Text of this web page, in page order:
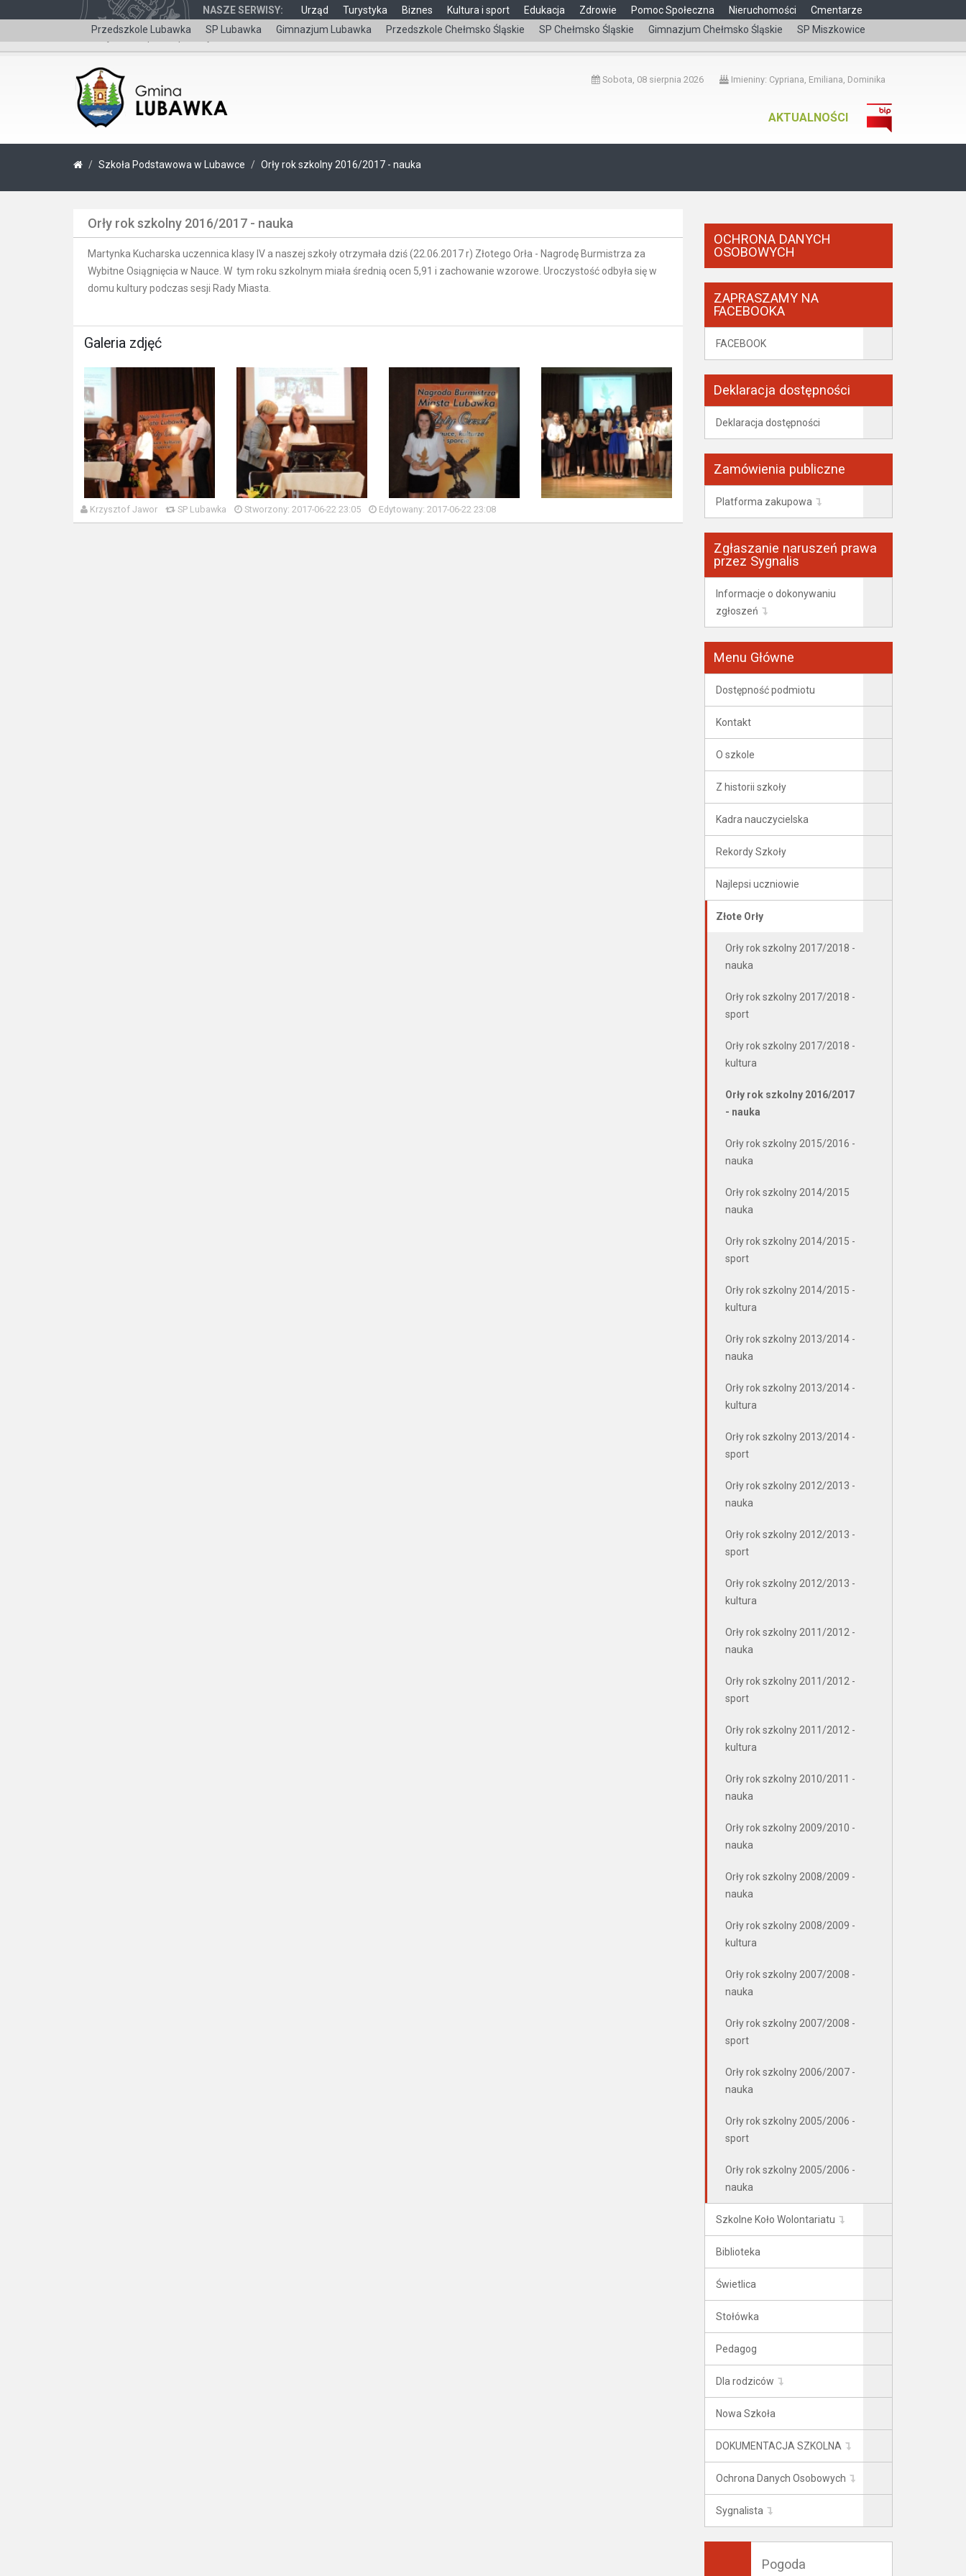
NASZE SERWISY: Urząd Turystyka Biznes Kultura i sport
Edukacja
Przedszkole Lubawka
SP Lubawka Gimnazjum Lubawka Przedszkole Chełmsko Śląskie SP Chełmsko Śląskie Gimnazjum Chełmsko Śląskie SP Miszkowice
Zdrowie Pomoc Społeczna Nieruchomości Cmentarze
Wersja dla niepełnosprawnych čeština
Sobota, 08 sierpnia 2026 Imieniny: Cypriana, Emiliana, Dominika
AKTUALNOŚCI
Szkoła Podstawowa w Lubawce Orły rok szkolny 2016/2017 - nauka
Orły rok szkolny 2016/2017 - nauka
Martynka Kucharska uczennica klasy IV a naszej szkoły otrzymała dziś (22.06.2017 r) Złotego Orła - Nagrodę Burmistrza za
Wybitne Osiągnięcia w Nauce. W tym roku szkolnym miała średnią ocen 5,91 i zachowanie wzorowe. Uroczystość odbyła się w
domu kultury podczas sesji Rady Miasta.
Galeria zdjęć
Krzysztof Jawor SP Lubawka Stworzony: 2017-06-22 23:05 Edytowany: 2017-06-22 23:08
OCHRONA DANYCH
OSOBOWYCH
ZAPRASZAMY NA
FACEBOOKA
FACEBOOK
Deklaracja dostępności
Deklaracja dostępności
Zamówienia publiczne
Platforma zakupowa
Zgłaszanie naruszeń prawa
przez Sygnalis
Informacje o dokonywaniu
zgłoszeń
Menu Główne
Dostępność podmiotu
Kontakt
O szkole
Z historii szkoły
Kadra nauczycielska
Rekordy Szkoły
Najlepsi uczniowie
Złote Orły
Orły rok szkolny 2017/2018 -
nauka
Orły rok szkolny 2017/2018 -
sport
Orły rok szkolny 2017/2018 -
kultura
Orły rok szkolny 2016/2017
- nauka
Orły rok szkolny 2015/2016 -
nauka
Orły rok szkolny 2014/2015
nauka
Orły rok szkolny 2014/2015 -
sport
Orły rok szkolny 2014/2015 -
kultura
Orły rok szkolny 2013/2014 -
nauka
Orły rok szkolny 2013/2014 -
kultura
Orły rok szkolny 2013/2014 -
sport
Orły rok szkolny 2012/2013 -
nauka
Orły rok szkolny 2012/2013 -
sport
Orły rok szkolny 2012/2013 -
kultura
Orły rok szkolny 2011/2012 -
nauka
Orły rok szkolny 2011/2012 -
sport
Orły rok szkolny 2011/2012 -
kultura
Orły rok szkolny 2010/2011 -
nauka
Orły rok szkolny 2009/2010 -
nauka
Orły rok szkolny 2008/2009 -
nauka
Orły rok szkolny 2008/2009 -
kultura
Orły rok szkolny 2007/2008 -
nauka
Orły rok szkolny 2007/2008 -
sport
Orły rok szkolny 2006/2007 -
nauka
Orły rok szkolny 2005/2006 -
sport
Orły rok szkolny 2005/2006 -
nauka
Szkolne Koło Wolontariatu
Biblioteka
Świetlica
Stołówka
Pedagog
Dla rodziców
Nowa Szkoła
DOKUMENTACJA SZKOLNA
Ochrona Danych Osobowych
Sygnalista
Pogoda